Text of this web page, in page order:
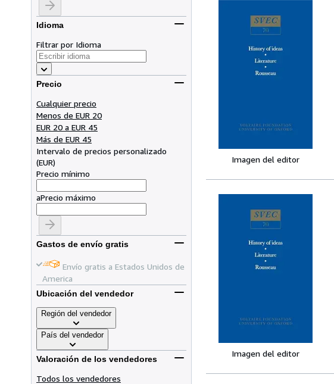
Idioma
Filtrar por Idioma
Precio
Cualquier precio
Menos de EUR 20
EUR 20 a EUR 45
Más de EUR 45
Intervalo de precios personalizado
(EUR)
Precio mínimo
aPrecio máximo
Gastos de envío gratis
Envío gratis a Estados Unidos de
America
Ubicación del vendedor
Región del vendedor
País del vendedor
Valoración de los vendedores
Todos los vendedores
Imagen del editor
Imagen del editor